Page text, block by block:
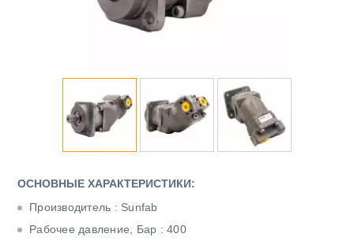
ОСНОВНЫЕ ХАРАКТЕРИСТИКИ:
Производитель : Sunfab
Рабочее давление, Бар : 400